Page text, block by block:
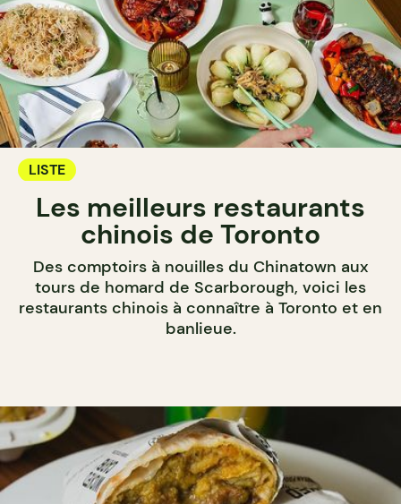
LISTE
Les meilleurs restaurants
chinois de Toronto
Des comptoirs à nouilles du Chinatown aux
tours de homard de Scarborough, voici les
restaurants chinois à connaître à Toronto et en
banlieue.